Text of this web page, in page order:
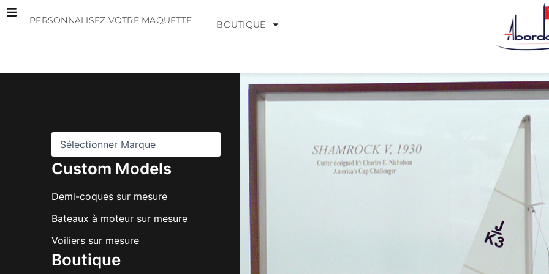
Aller
PERSONNALISEZ VOTRE MAQUETTE BOUTIQUE
Custom Models
Demi-coques sur mesure
Bateaux à moteur sur mesure
Voiliers sur mesure
Boutique